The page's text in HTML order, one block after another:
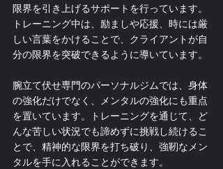
限界を引き上げるサポートを行っています。
トレーニング中は、励ましや応援、時には厳
しい言葉をかけることで、クライアントが自
分の限界を突破できるように導いています。
腕立て伏せ専門のパーソナルジムでは、身体
の強化だけでなく、メンタルの強化にも重点
を置いています。トレーニングを通じて、ど
んな苦しい状況でも諦めずに挑戦し続けるこ
とで、精神的な限界を打ち破り、強靭なメン
タルを手に入れることができます。